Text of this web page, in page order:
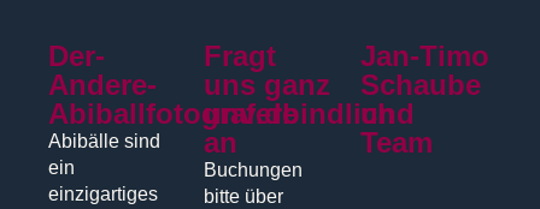
Der-
Andere-
Abiballfotograf.de
Abibälle sind
ein
einzigartiges
Fragt
uns ganz
unverbindlich
an
Buchungen
bitte über
Jan-Timo
Schaube
und
Team